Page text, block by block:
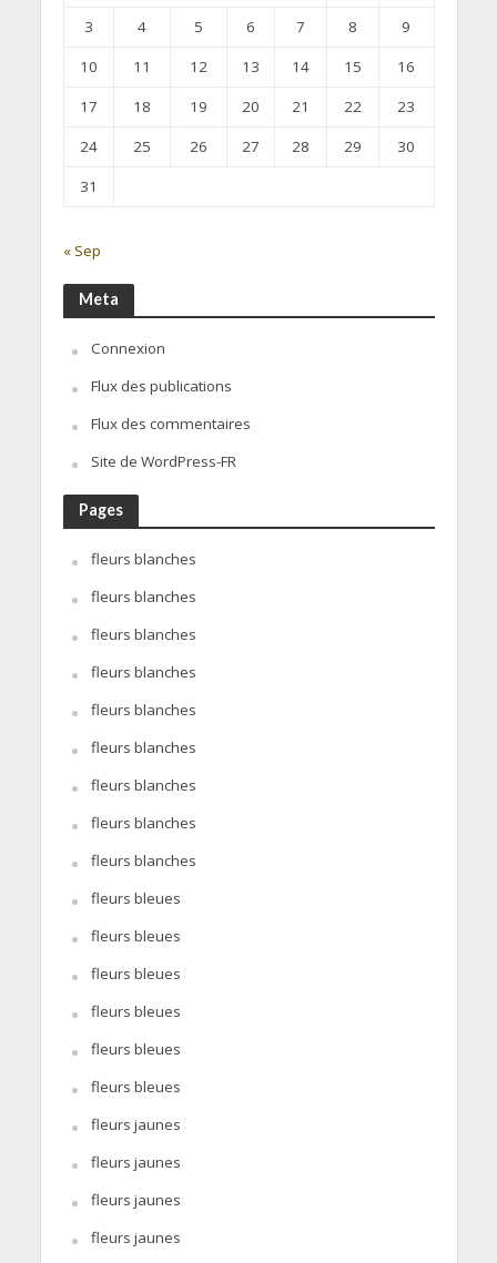
3
4 5 6 7 8
9
10
11 12 13 14 15
16
17
18 19 20 21 22
23
24
25 26 27 28 29
30
31
« Sep
Meta
Connexion
Flux des publications
Flux des commentaires
Site de WordPress-FR
Pages
fleurs blanches
fleurs blanches
fleurs blanches
fleurs blanches
fleurs blanches
fleurs blanches
fleurs blanches
fleurs blanches
fleurs blanches
fleurs bleues
fleurs bleues
fleurs bleues
fleurs bleues
fleurs bleues
fleurs bleues
fleurs jaunes
fleurs jaunes
fleurs jaunes
fleurs jaunes